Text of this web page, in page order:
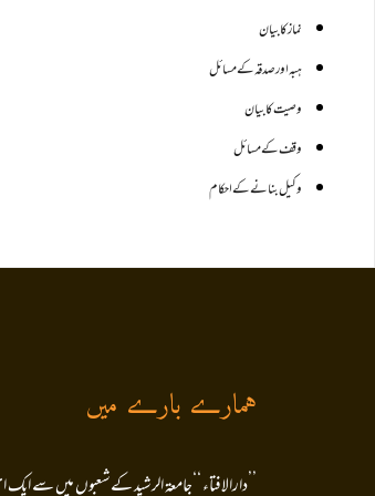
نماز کا بیان
ہبہ اور صدقہ کے مسائل
وصیت کا بیان
وقف کے مسائل
وکیل بنانے کے احکام
ہمارے بارے میں
’’دارالافتاء ‘‘جامعۃ الرشید کےشعبوں میں سے ایک